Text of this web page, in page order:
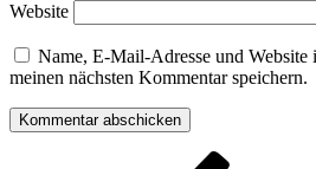
Website
Name, E-Mail-Adresse und Website
meinen nächsten Kommentar speichern.